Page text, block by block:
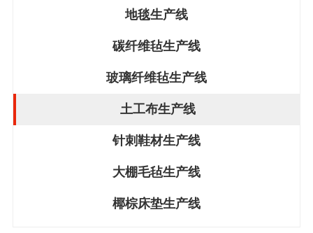
地毯生产线
碳纤维毡生产线
玻璃纤维毡生产线
土工布生产线
针刺鞋材生产线
大棚毛毡生产线
椰棕床垫生产线